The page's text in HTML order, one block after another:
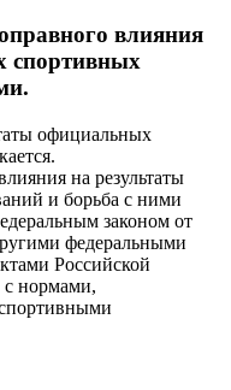
влияния
спортивных
официальных
на результаты
и борьба с ними
законом от
федеральными
Российской
с нормами,